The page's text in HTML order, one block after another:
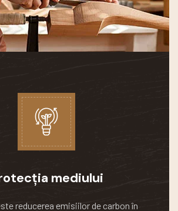
mediului
reducerea emisiilor de carbon în